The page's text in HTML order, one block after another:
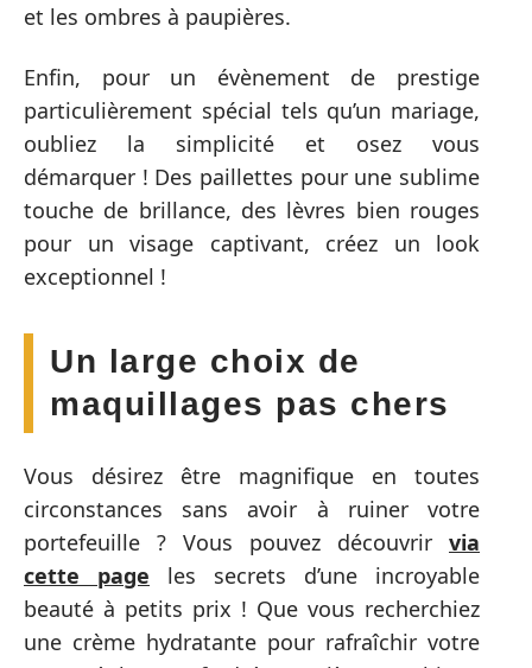
et les ombres à paupières.
Enfin, pour un évènement de prestige
particulièrement spécial tels qu’un mariage,
oubliez la simplicité et osez vous
démarquer ! Des paillettes pour une sublime
touche de brillance, des lèvres bien rouges
pour un visage captivant, créez un look
exceptionnel !
Un large choix de
maquillages pas chers
Vous désirez être magnifique en toutes
circonstances sans avoir à ruiner votre
portefeuille ? Vous pouvez découvrir via
cette page les secrets d’une incroyable
beauté à petits prix ! Que vous recherchiez
une crème hydratante pour rafraîchir votre